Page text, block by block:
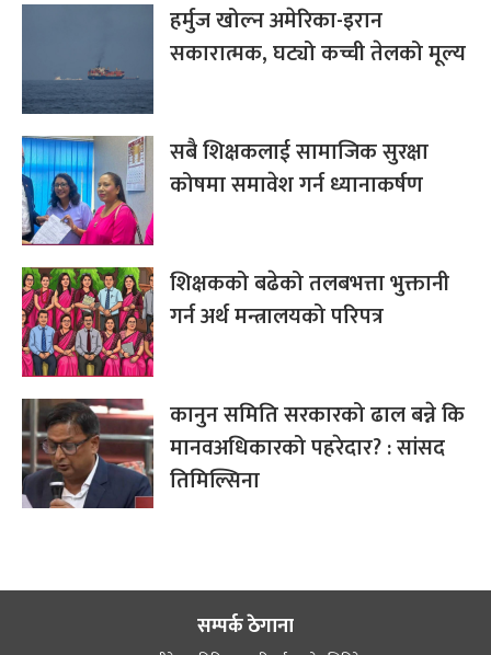
हर्मुज खोल्न अमेरिका-इरान
सकारात्मक, घट्यो कच्ची तेलको मूल्य
सबै शिक्षकलाई सामाजिक सुरक्षा
कोषमा समावेश गर्न ध्यानाकर्षण
शिक्षकको बढेको तलबभत्ता भुक्तानी
गर्न अर्थ मन्त्रालयको परिपत्र
कानुन समिति सरकारको ढाल बन्ने कि
मानवअधिकारको पहरेदार? : सांसद
तिमिल्सिना
सम्पर्क ठेगाना